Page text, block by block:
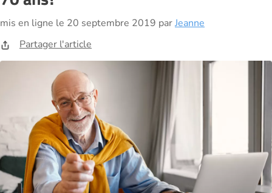
mis en ligne le 20 septembre 2019 parJeanne
Partager l'article